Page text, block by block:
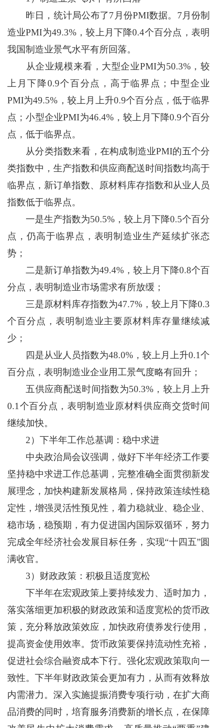
昨日，统计局公布了7月份PMI数据。7月份制
造业PMI为49.3%，较上月下降0.4个百分点，表明
我国制造业景气水平有所回落。
从企业规模来看，大型企业PMI为50.3%，较
上月下降0.9个百分点，高于临界点；中型企业
PMI为49.5%，较上月上升0.9个百分点，低于临界
点；小型企业PMI为46.4%，较上月下降0.9个百分
点，低于临界点。
从分类指数来看，在构成制造业PMI的五个分
类指数中，生产指数和供应商配送时间指数均高于
临界点，新订单指数、原材料库存指数和从业人员
指数低于临界点。
一是生产指数为50.5%，较上月下降0.5个百分
点，仍高于临界点，表明制造业生产延续扩张态
势；
二是新订单指数为49.4%，较上月下降0.8个百
分点，表明制造业市场需求有所放缓；
三是原材料库存指数为47.7%，较上月下降0.3
个百分点，表明制造业主要原材料库存量继续减
少；
四是从业人员指数为48.0%，较上月上升0.1个
百分点，表明制造业企业用工景气度略有回升；
五供应商配送时间指数为50.3%，较上月上升
0.1个百分点，表明制造业原材料供应商交货时间
继续加快。
2）下半年工作总基调：稳中求进
中央政治局会议强调，做好下半年经济工作要
坚持稳中求进工作总基调，完整准确全面贯彻新发
展理念，加快构建新发展格局，保持政策连续性稳
定性，增强灵活性预见性，着力稳就业、稳企业、
稳市场，稳预期，有力促进国内国际双循环，努力
完成全年经济社会发展目标任务，实现“十四五”圆
满收官。
3）财政政策：积极且适度宽松
下半年在宏观政策上要持续发力、适时加力，
落实落细更加积极的财政政策和适度宽松的货币政
策，充分释放政策效应，加快政府债券发行使用，
提高资金使用效率。货币政策要保持流动性充裕，
促进社会综合融资成本下行。强化宏观政策取向一
致性。下半年财政政策会更加有力，从而有效释放
内需潜力。深入实施提振消费专项行动，在扩大商
品消费的同时，培育服务消费新的增长点，在保障